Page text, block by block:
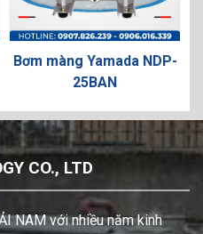
màng Yamada NDP-
25BAN
Bơm
CO., LTD
NAM với nhiều năm kinh